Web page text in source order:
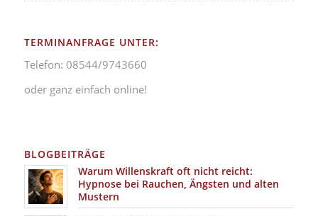
TERMINANFRAGE UNTER:
Telefon: 08544/9743660
oder ganz einfach online!
BLOGBEITRÄGE
Warum Willenskraft oft nicht reicht:
Hypnose bei Rauchen, Ängsten und alten
Mustern